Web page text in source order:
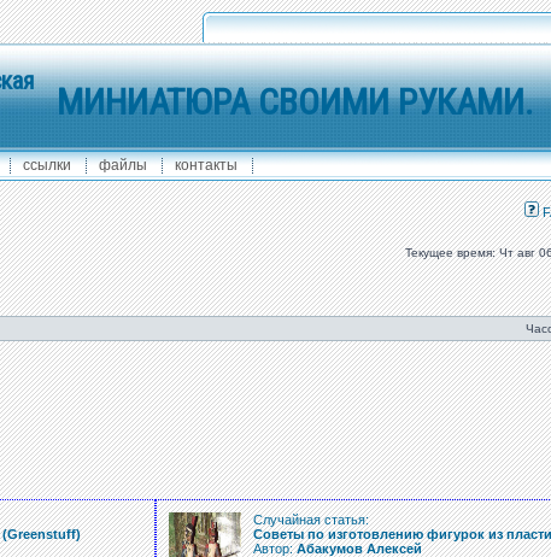
МИНИАТЮРА СВОИМИ РУКАМИ.
ссылки файлы контакты
Текущее время: Чт авг
Случайная статья:
Советы по изготовлению фигурок из
Автор:Абакумов Алексей